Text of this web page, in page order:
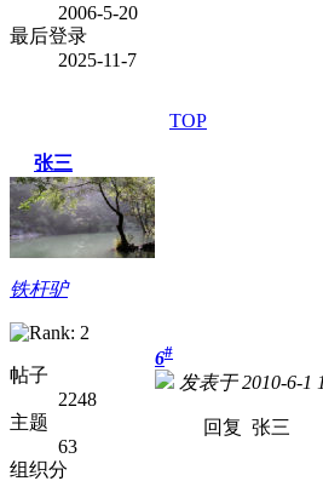
2006-5-20
最后登录
2025-11-7
TOP
张三
铁杆驴
帖子
2248
主题
63
组织分
6#
发表于 2010-6-1
回复 张三